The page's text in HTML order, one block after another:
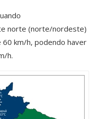
norte (norte/nordeste)
km/h, podendo haver
h.